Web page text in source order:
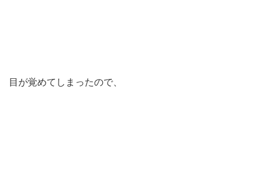
目が覚めてしまったので、